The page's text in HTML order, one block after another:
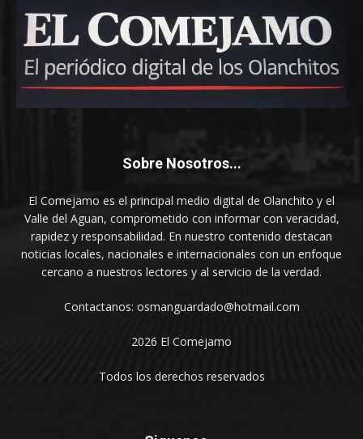
Sobre Nosotros...
El Comejamo es el principal medio digital de Olanchito y el
Valle del Aguan, comprometido con informar con veracidad,
rapidez y responsabilidad. En nuestro contenido destacan
noticias locales, nacionales e internacionales con un enfoque
cercano a nuestros lectores y al servicio de la verdad.
Contactanos: osmanguardado@hotmail.com
2026 El Comejamo
Todos los derechos reservados